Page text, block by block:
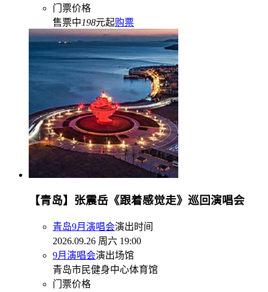
门票价格
售票中198元起购票
【青岛】张震岳《跟着感觉走》巡回演唱会
青岛9月演唱会演出时间
2026.09.26 周六 19:00
9月演唱会演出场馆
青岛市民健身中心体育馆
门票价格